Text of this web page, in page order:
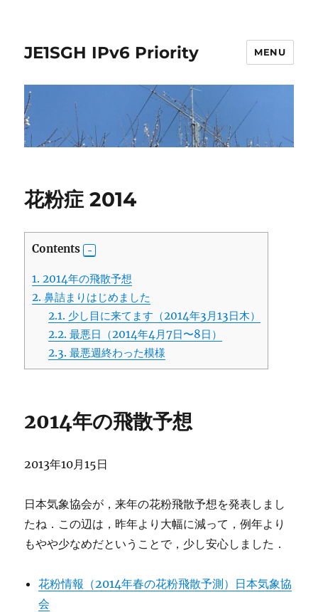
JE1SGH IPv6 Priority MENU
花粉症 2014
Contents
1. 2014年の飛散予想
2. 鼻詰まりはじめました
2.1. 少し目に来てます（2014年3月13日木）
2.2. 最悪日（2014年4月7日〜8日）
2.3. 最悪週終わった模様
2014年の飛散予想
2013年10月15日
日本気象協会が，来年の花粉飛散予想を発表しまし
たね．この辺は，昨年より大幅に減って，例年より
もやや少なめだということで，少し安心しました．
花粉情報（2014年春の花粉飛散予測）日本気象協
会